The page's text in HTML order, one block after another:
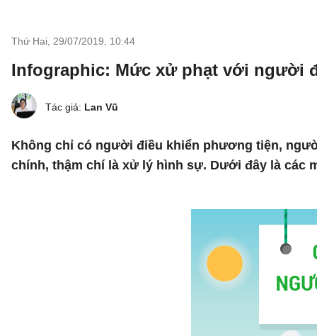
Thứ Hai, 29/07/2019 10:44
Infographic: Mức xử phạt với người
Tác giả: Lan Vũ
Không chỉ có người điều khiển phương tiện,
chính, thậm chí là xử lý hình sự. Dưới đây là